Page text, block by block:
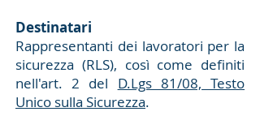
Destinatari
Rappresentanti dei lavoratori per la
sicurezza (RLS), così come definiti
nell'art. 2 del D.Lgs 81/08, Testo
Unico sulla Sicurezza.